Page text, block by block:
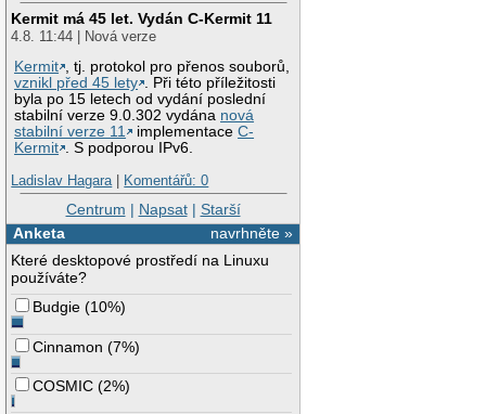
Kermit má 45 let. Vydán C-Kermit 11
4.8. 11:44 | Nová verze
Kermit , tj. protokol pro přenos souborů,
vznikl před 45 lety . Při této příležitosti
byla po 15 letech od vydání poslední
stabilní verze 9.0.302 vydána nová
stabilní verze 11
implementaceC-
Kermit . S podporou IPv6.
Ladislav Hagara| Komentářů: 0
Centrum | Napsat| Starší
navrhněte »
Anketa
Které desktopové prostředí na Linuxu
používáte?
Budgie (10%)
Cinnamon (7%)
COSMIC (2%)